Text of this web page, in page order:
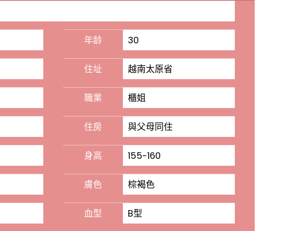
年龄 30
住址 越南太原省
職業 櫃姐
住房 與父母同住
身高 155-160
膚色 棕褐色
血型 B型